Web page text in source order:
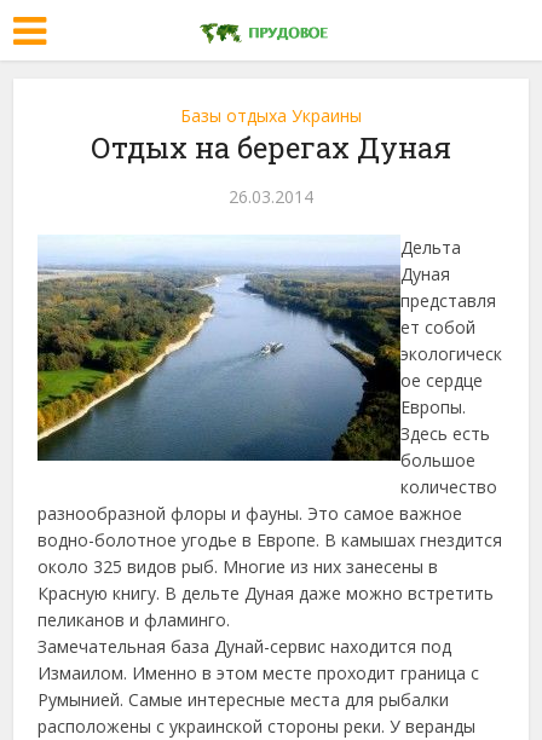
Базы отдыха Украины
Отдых на берегах Дуная
26.03.2014
Дельта
Дуная
представля
ет собой
экологическ
ое сердце
Европы.
Здесь есть
большое
количество
разнообразной флоры и фауны. Это самое важное
водно-болотное угодье в Европе. В камышах гнездится
около 325 видов рыб. Многие из них занесены в
Красную книгу. В дельте Дуная даже можно встретить
пеликанов и фламинго.
Замечательная база Дунай-сервис находится под
Измаилом. Именно в этом месте проходит граница с
Румынией.Самые интересные места для рыбалки
расположены с украинской стороны реки. У веранды